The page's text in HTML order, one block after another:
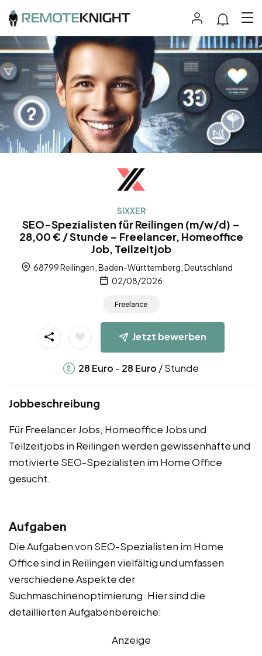
SIXXER
SEO-Spezialisten für Reilingen (m/w/d) –
28,00 € / Stunde – Freelancer, Homeoffice
Job, Teilzeitjob
68799 Reilingen, Baden-Württemberg, Deutschland
02/08/2026
Freelance
Jetzt bewerben
28 Euro - 28 Euro / Stunde
Jobbeschreibung
Für Freelancer Jobs, Homeoffice Jobs und
Teilzeitjobs in Reilingen werden gewissenhafte und
motivierte SEO-Spezialisten im Home Office
gesucht.
Aufgaben
Die Aufgaben von SEO-Spezialisten im Home
Office sind in Reilingen vielfältig und umfassen
verschiedene Aspekte der
Suchmaschinenoptimierung. Hier sind die
detaillierten Aufgabenbereiche:
Anzeige